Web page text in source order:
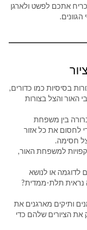
אתכם לפשט ולארגן
בסיסיות כמו כדורים,
האור והצל בצורות
בין משפחת
לחסום את כל אזור
חסימה.
למשפחת האור,
לדוגמה או לנושא
נראית תלת-ממדית?
ותיקים מארגנים את
את הציורים שלהם כדי